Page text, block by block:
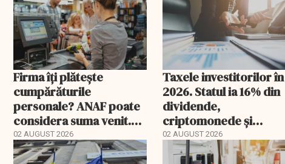
Firma îți plătește
cumpărăturile
personale? ANAF poate
considera suma venit.
Cu cât te taxează
02 AUGUST 2026
Taxele investitorilor în
2026. Statul ia 16% din
dividende,
criptomonede și
anumite tranzacții
02 AUGUST 2026